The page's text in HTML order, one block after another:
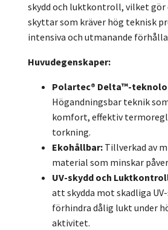
skydd och luktkontroll, vilket gör
skyttar som kräver hög teknisk
intensiva och utmanande
Huvudegenskaper:
Polartec® Delta™-
Högandningsbar teknik
komfort, effektiv
torkning.
Ekohållbar: Tillverkad av
material som minskar
UV-skydd och
att skydda mot skadliga
förhindra dålig lukt under
aktivitet.